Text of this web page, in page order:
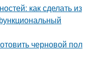
как сделать из
черновой пол